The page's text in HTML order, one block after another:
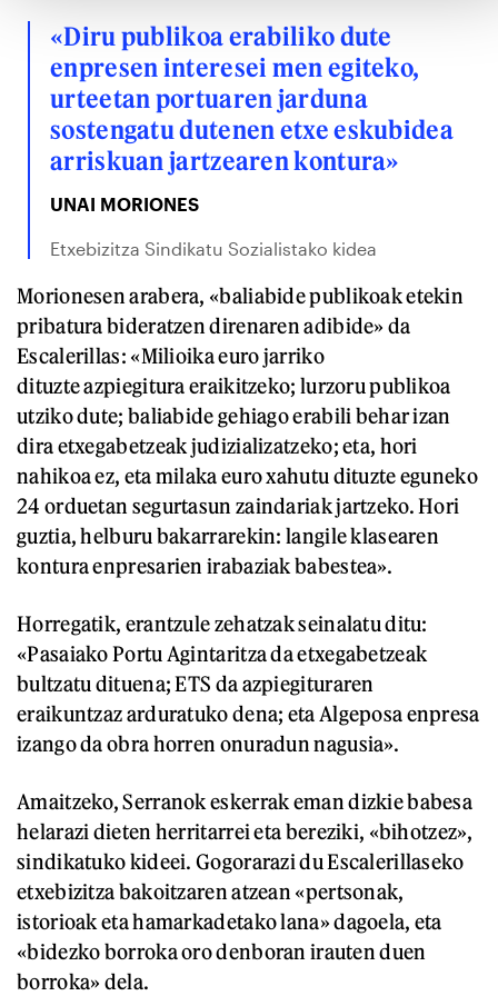
«Diru publikoa erabiliko dute
enpresen interesei men egiteko,
urteetan portuaren jarduna
sostengatu dutenen etxe eskubidea
arriskuan jartzearen kontura»
UNAI MORIONES
Etxebizitza Sindikatu Sozialistako kidea
Morionesen arabera, «baliabide publikoak etekin
pribatura bideratzen direnaren adibide» da
Escalerillas: «Milioika euro jarriko
dituzte azpiegitura eraikitzeko; lurzoru publikoa
utziko dute; baliabide gehiago erabili behar izan
dira etxegabetzeak judizializatzeko; eta, hori
nahikoa ez, eta milaka euro xahutu dituzte eguneko
24 orduetan segurtasun zaindariak jartzeko. Hori
guztia, helburu bakarrarekin: langile klasearen
kontura enpresarien irabaziak babestea».
Horregatik, erantzule zehatzak seinalatu ditu:
«Pasaiako Portu Agintaritza da etxegabetzeak
bultzatu dituena; ETS da azpiegituraren
eraikuntzaz arduratuko dena; eta Algeposa enpresa
izango da obra horren onuradun nagusia».
Amaitzeko, Serranok eskerrak eman dizkie babesa
helarazi dieten herritarrei eta bereziki, «bihotzez»,
sindikatuko kideei. Gogorarazi du Escalerillaseko
etxebizitza bakoitzaren atzean «pertsonak,
istorioak eta hamarkadetako lana» dagoela, eta
«bidezko borroka oro denboran irauten duen
borroka» dela.